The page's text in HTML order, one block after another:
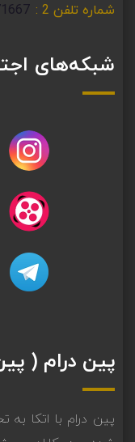
شماره تلفن 2 :
شبکه‌های
پین درام (
پین درام با اتکا